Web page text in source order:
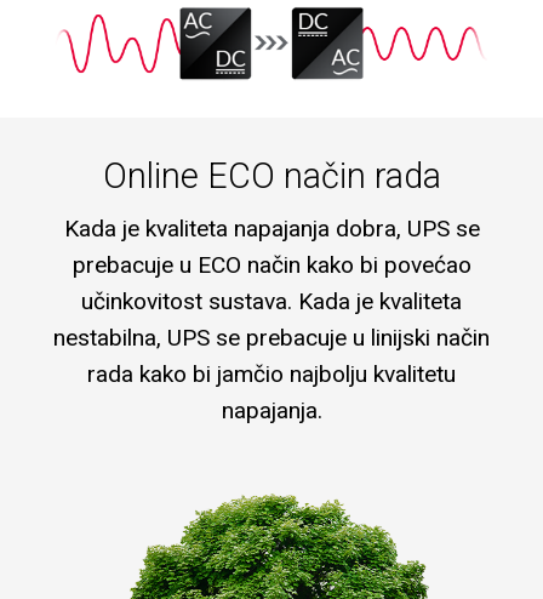
Online ECO način rada
Kada je kvaliteta napajanja dobra, UPS se
prebacuje u ECO način kako bi povećao
učinkovitost sustava. Kada je kvaliteta
nestabilna, UPS se prebacuje u linijski način
rada kako bi jamčio najbolju kvalitetu
napajanja.